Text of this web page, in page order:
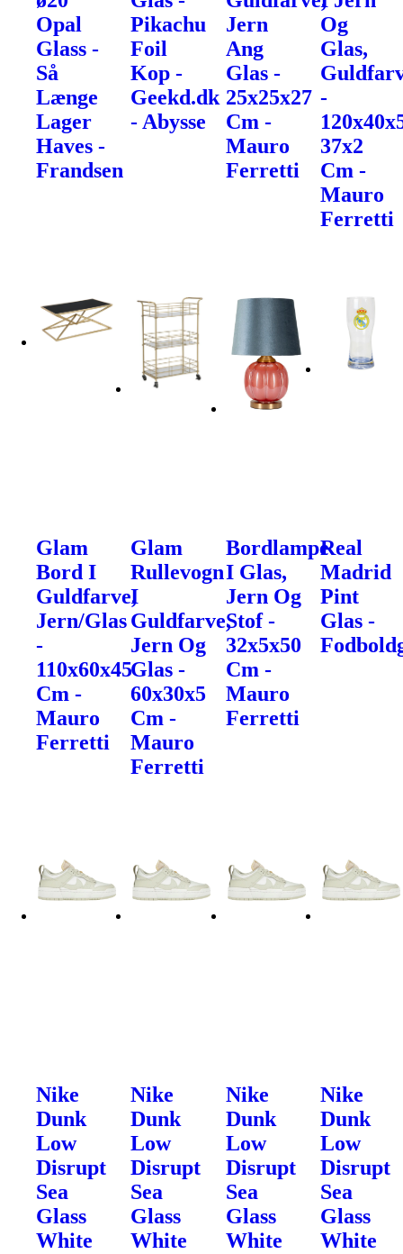
Opal
Glass -
Så
Længe
Lager
Haves -
Frandsen
Pikachu
Foil
Kop -
Geekd.dk
- Abysse
Jern
Ang
Glas -
25x25x27
Cm -
Mauro
Ferretti
Og
Glas,
-
37x2
Cm -
Mauro
Ferretti
Glam
Bord I
Guldfarve,
Jern/Glas
-
110x60x45
Cm -
Mauro
Ferretti
Glam
Rullevogn
I
Guldfarve,
Jern Og
Glas -
60x30x5
Cm -
Mauro
Ferretti
Bordlampe
I Glas,
Jern Og
Stof -
32x5x50
Cm -
Mauro
Ferretti
Real
Madrid
Pint
Glas -
Nike
Dunk
Low
Disrupt
Sea
Glass
White
Nike
Dunk
Low
Disrupt
Sea
Glass
White
Nike
Dunk
Low
Disrupt
Sea
Glass
White
Nike
Dunk
Low
Disrupt
Sea
Glass
White